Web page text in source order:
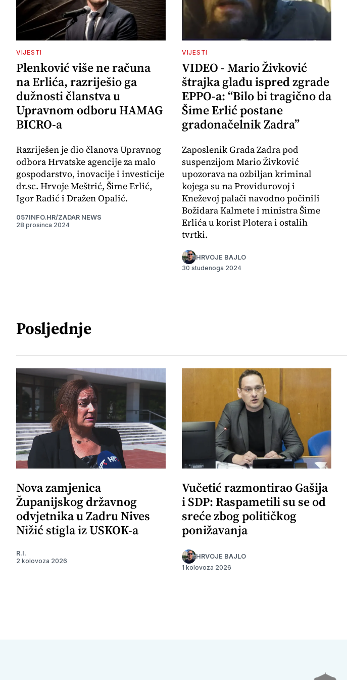
VIJESTI
Plenković više ne računa
na Erlića, razriješio ga
dužnosti članstva u
Upravnom odboru HAMAG
BICRO-a
Razriješen je dio članova Upravnog
odbora Hrvatske agencije za malo
gospodarstvo, inovacije i investicije
dr.sc. Hrvoje Meštrić, Šime Erlić,
Igor Radić i Dražen Opalić.
057INFO.HR/ZADAR NEWS
28 prosinca 2024
VIJESTI
VIDEO - Mario Živković
štrajka glađu ispred zgrade
EPPO-a: “Bilo bi tragično da
Šime Erlić postane
gradonačelnik Zadra”
Zaposlenik Grada Zadra pod
suspenzijom Mario Živković
upozorava na ozbiljan kriminal
kojega su na Providurovoj i
Kneževoj palači navodno počinili
Božidara Kalmete i ministra Šime
Erlića u korist Plotera i ostalih
tvrtki.
HRVOJE BAJLO
30 studenoga 2024
Posljednje
Nova zamjenica
Županijskog državnog
odvjetnika u Zadru Nives
Nižić stigla iz USKOK-a
R.I.
2 kolovoza 2026
Vučetić razmontirao Gašija
i SDP: Raspametili su se od
sreće zbog političkog
ponižavanja
HRVOJE BAJLO
1 kolovoza 2026